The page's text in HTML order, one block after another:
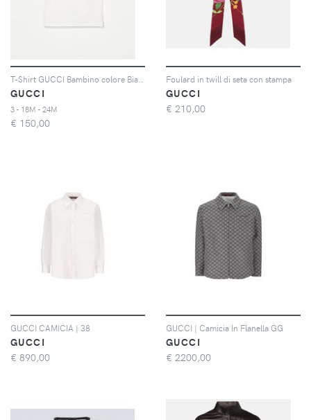
GUCCI
3 - 18M - 24M
€ 150,00
Foulard in twill di seta con stampa
GUCCI
€ 210,00
GUCCI CAMICIA | 38
GUCCI
€ 890,00
GUCCI | Camicia In Flanella GG
GUCCI
€ 2200,00